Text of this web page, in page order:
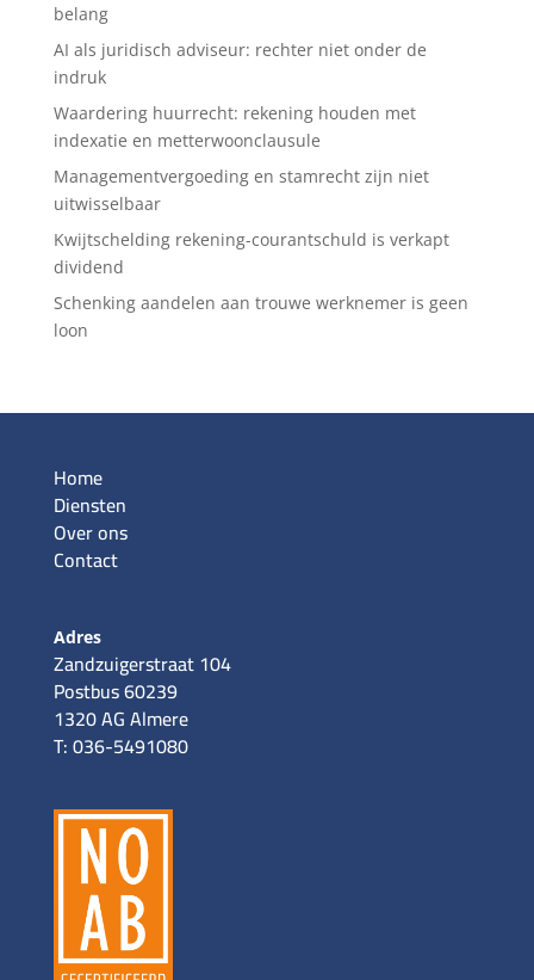
belang
AI als juridisch adviseur: rechter niet onder de
indruk
Waardering huurrecht: rekening houden met
indexatie en metterwoonclausule
Managementvergoeding en stamrecht zijn niet
uitwisselbaar
Kwijtschelding rekening-courantschuld is verkapt
dividend
Schenking aandelen aan trouwe werknemer is geen
loon
Home
Diensten
Over ons
Contact
Adres
Zandzuigerstraat 104
Postbus 60239
1320 AG Almere
T: 036-5491080